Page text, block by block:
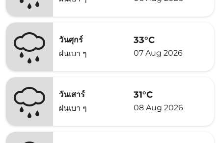
วันศุกร์
ฝนเบา ๆ
33°C
07 Aug 2026
วันเสาร์
ฝนเบา ๆ
31°C
08 Aug 2026